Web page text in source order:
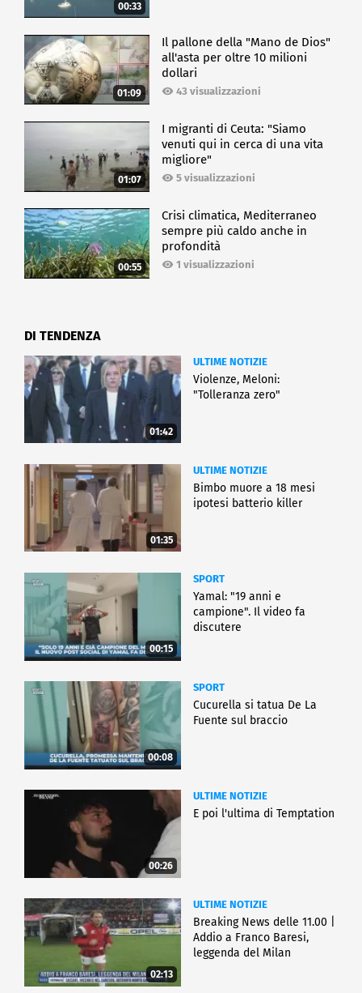
00:33
01:09
Il pallone della "Mano de Dios"
all'asta per oltre 10 milioni
dollari
43 visualizzazioni
01:07
I migranti di Ceuta: "Siamo
venuti qui in cerca di una vita
migliore"
5 visualizzazioni
00:55
Crisi climatica, Mediterraneo
sempre più caldo anche in
profondità
1 visualizzazioni
DI TENDENZA
01:42
ULTIME NOTIZIE
Violenze, Meloni:
"Tolleranza zero"
01:35
ULTIME NOTIZIE
Bimbo muore a 18 mesi
ipotesi batterio killer
00:15
SPORT
Yamal: "19 anni e
campione". Il video fa
discutere
00:08
SPORT
Cucurella si tatua De La
Fuente sul braccio
00:26
ULTIME NOTIZIE
E poi l'ultima di Temptation
02:13
ULTIME NOTIZIE
Breaking News delle 11.00 |
Addio a Franco Baresi,
leggenda del Milan